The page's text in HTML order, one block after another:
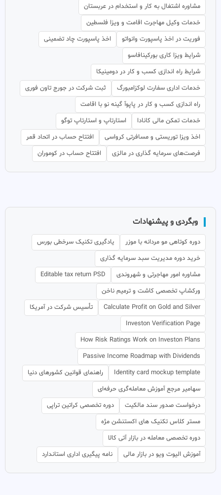
مشاوره اشتغال به کار و استخدام در عربستان
خدمات وکیل مهاجرت اقامت و ویزا فلسطین
فوریت در اخذ پاسپورت وانواتو
اخذ پاسپورت چاد تضمینی
شرایط ویزا کاری بورکینافاسو
شرایط راه اندازی کسب و کار در دومینیکا
خدمات اداری سفارت لوکزامبورگ
ثبت شرکت در جورج تاون فوری
راه اندازی کسب و کار در پاپوآ گینه نو با اقامت
خدمات تمکن مالی کانادا
استارتاپ و استارتاپ توگو
اخذ ویزا توریستی و مسافرتی کرواسی
افتتاح حساب در اتحاد قمر
فرصت‌های سرمایه گذاری در مالزی
افتتاح حساب در کوموران
وبگردی و پیشنهادات
دوره کوتاهی مو مردانه با موزر
یادگیری تکنیک سرخطی بورس
خرید دوره مدیریت سبد سرمایه گذاری
مشاوره امور مهاجرتی و شهروندی
Editable tax return PSD
ورکشاپ تخصصی کاشت و ترمیم ناخن
Calculate Profit on Gold and Silver
تأسیس شرکت در آمریکا
Investon Verification Page
How Risk Ratings Work on Investon Plans
Passive Income Roadmap with Dividends
Identity card mockup template
راهنمای قوانین کشورهای دنیا
سهامیر مرجع آموزش معامله‌گری حرفه‌ای
درخواست صدور سند مالکیت
دوره تخصصی کراتین تراپی
مستر کلاس تکنیک های اکستنشن مژه
دوره تخصصی معامله در بازار آتی کالا
آموزش الیوت ویو در بازار مالی
نامه پیگیری اداری استاندارد